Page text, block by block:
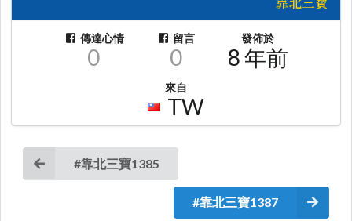
傳達心情
0
留言
0
發佈於
8 年前
來自
TW
#靠北三寶1385
#靠北三寶1387